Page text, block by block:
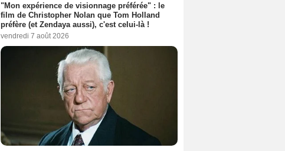
"Mon expérience de visionnage préférée" : le
film de Christopher Nolan que Tom Holland
préfère (et Zendaya aussi), c'est celui-là !
vendredi 7 août 2026